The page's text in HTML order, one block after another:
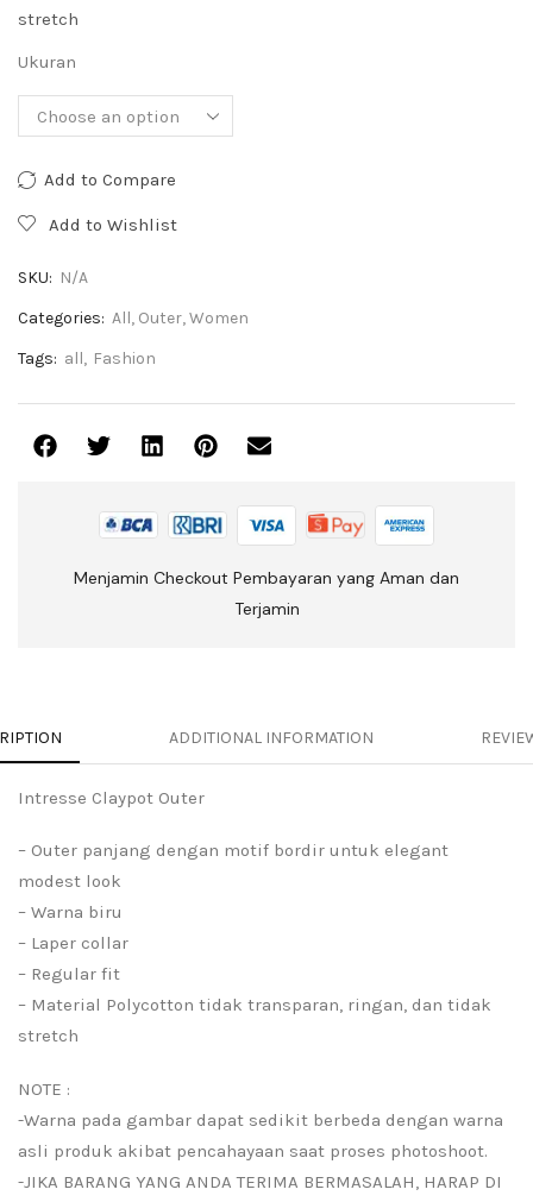
stretch
Ukuran
Add to Compare
Add to Wishlist
SKU: N/A
Categories: All, Outer,Women
Tags: all, Fashion
Menjamin Checkout Pembayaran yang Aman dan
Terjamin
ADDITIONAL INFORMATION
Intresse Claypot Outer
– Outer panjang dengan motif bordir untuk elegant
modest look
– Warna biru
– Laper collar
– Regular fit
– Material Polycotton tidak transparan, ringan, dan tidak
stretch
NOTE :
-Warna pada gambar dapat sedikit berbeda dengan warna
asli produk akibat pencahayaan saat proses photoshoot.
-JIKA BARANG YANG ANDA TERIMA BERMASALAH, HARAP DI